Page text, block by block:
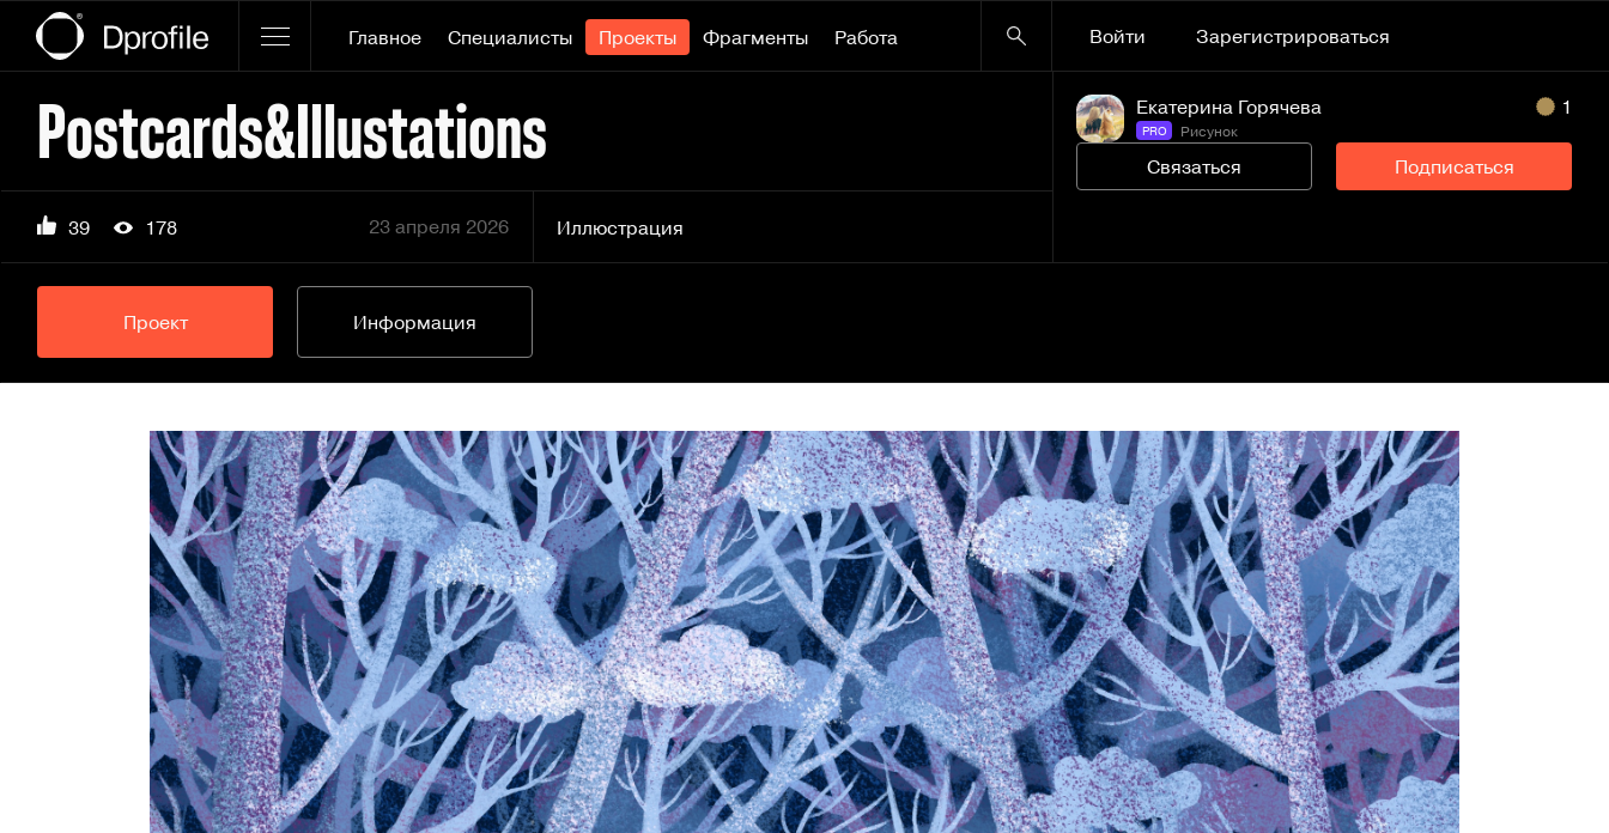
Главное Специалисты Проекты Фрагменты Работа Войти Зарегистрироваться
Postcards&Illustations
39 178 23 апреля 2026 Иллюстрация
Екатерина Горячева
PRO Рисунок
1
Связаться Подписаться
Проект Информация